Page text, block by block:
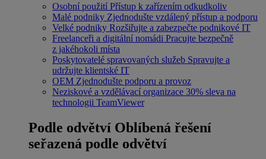
Osobní použití Přístup k zařízením odkudkoliv
Malé podniky Zjednodušte vzdálený přístup a podporu
Velké podniky Rozšiřujte a zabezpečte podnikové IT
Freelanceři a digitální nomádi Pracujte bezpečně
z jakéhokoli místa
Poskytovatelé spravovaných služeb Spravujte a
udržujte klientské IT
OEM Zjednodušte podporu a provoz
Neziskové a vzdělávací organizace 30% sleva na
technologii TeamViewer
Podle odvětví Oblíbená řešení
seřazená podle odvětví